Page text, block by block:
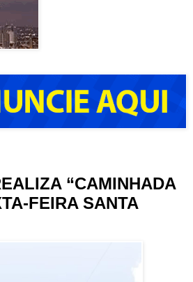
“CAMINHADA
FEIRA SANTA